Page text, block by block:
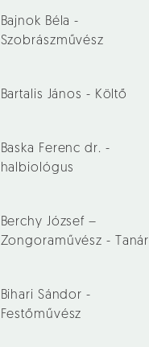
Bajnok Béla -
Szobrászművész
Bartalis János - Költő
Baska Ferenc dr. -
halbiológus
Berchy József –
Zongoraművész - Tanár
Bihari Sándor -
Festőművész